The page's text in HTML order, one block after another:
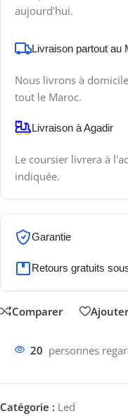
aujourd'hui.
Livraison partout au
Nous livrons à
tout le Maroc.
Livraison à Agadir
Le coursier livrera à
indiquée.
Garantie
Retours gratuits
Comparer
20 personnes
Catégorie : Led